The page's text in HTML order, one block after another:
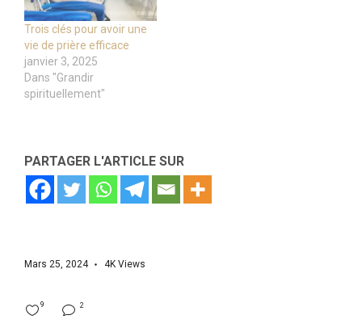
Trois clés pour avoir une
vie de prière efficace
janvier 3, 2025
Dans "Grandir
spirituellement"
PARTAGER L'ARTICLE SUR
Mars 25, 2024 4K Views
2
9